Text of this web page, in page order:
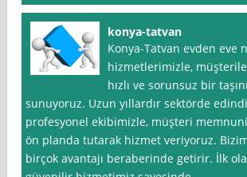
konya-tatvan
Konya-Tatvan evden eve
hizmetlerimizle,
hızlı ve sorunsuz bir
sunuyoruz. Uzun yıllardır sektörde
profesyonel ekibimizle, müşteri
ön planda tutarak hizmet veriyoruz.
birçok avantajı beraberinde getirir. İlk